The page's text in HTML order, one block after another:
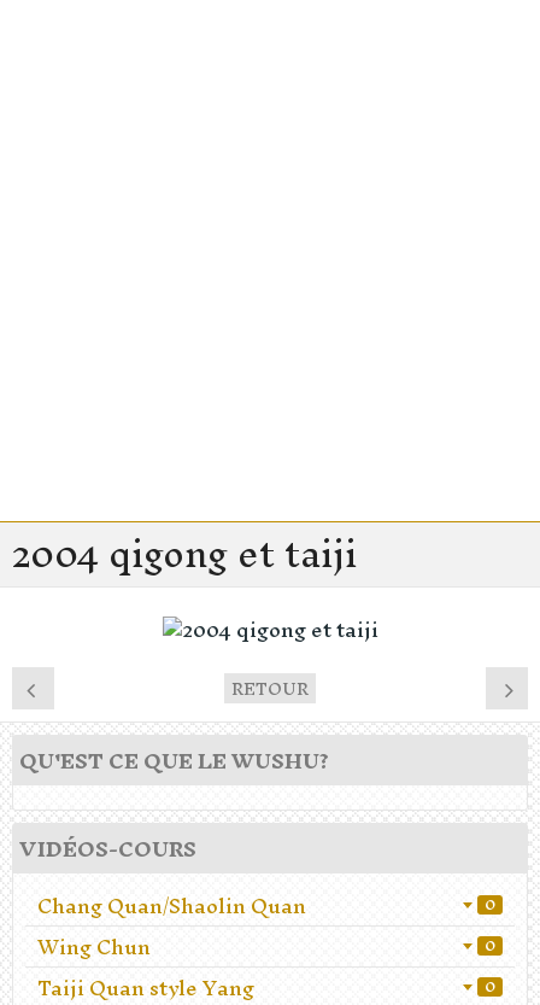
2004 qigong et taiji
RETOUR
QU'EST CE QUE LE WUSHU?
VIDÉOS-COURS
Chang Quan/Shaolin Quan
0
Wing Chun 0
Taiji Quan style Yang 0